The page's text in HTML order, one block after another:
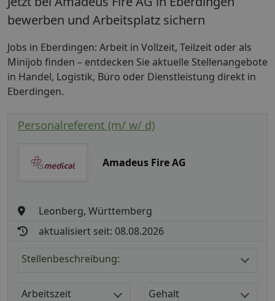
bewerben und Arbeitsplatz sichern
Jobs in Eberdingen: Arbeit in Vollzeit, Teilzeit oder als
Minijob finden – entdecken Sie aktuelle Stellenangebote
in Handel, Logistik, Büro oder Dienstleistung direkt in
Eberdingen.
Personalreferent (m/ w/ d)
Amadeus Fire AG
Leonberg, Württemberg
aktualisiert seit: 08.08.2026
Stellenbeschreibung:
Arbeitszeit Gehalt